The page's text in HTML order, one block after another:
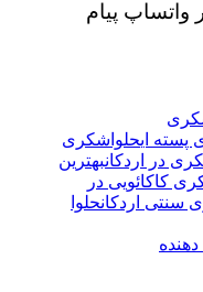
پیام
ایحلواشکری
بهترین
در
اردکان حلوا